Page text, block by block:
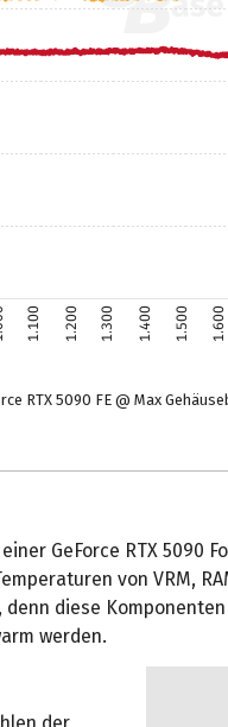
1.100 1.200 1.300 1.400 1.500 1.600
RTX 5090 FE @ Max
GeForce RTX 5090
von VRM,
diese
werden.